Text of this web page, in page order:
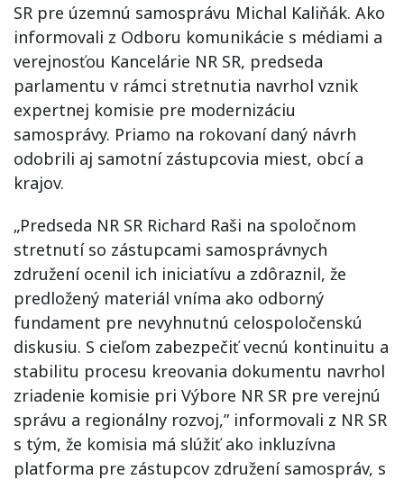
SR pre územnú samosprávu Michal Kaliňák. Ako
informovali z Odboru komunikácie s médiami a
verejnosťou Kancelárie NR SR, predseda
parlamentu v rámci stretnutia navrhol vznik
expertnej komisie pre modernizáciu
samosprávy. Priamo na rokovaní daný návrh
odobrili aj samotní zástupcovia miest, obcí a
krajov.
„Predseda NR SR Richard Raši na spoločnom
stretnutí so zástupcami samosprávnych
združení ocenil ich iniciatívu a zdôraznil, že
predložený materiál vníma ako odborný
fundament pre nevyhnutnú celospoločenskú
diskusiu. S cieľom zabezpečiť vecnú kontinuitu a
stabilitu procesu kreovania dokumentu navrhol
zriadenie komisie pri Výbore NR SR pre verejnú
správu a regionálny rozvoj,” informovali z NR SR
s tým, že komisia má slúžiť ako inkluzívna
platforma pre zástupcov združení samospráv, s